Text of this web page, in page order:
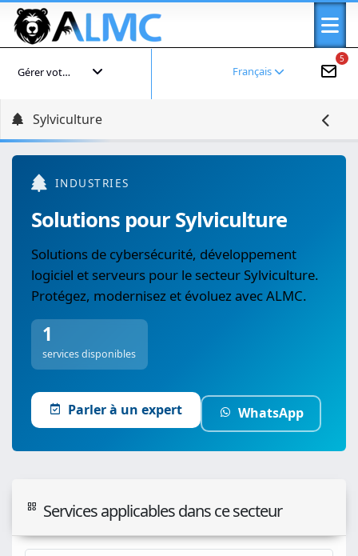
5
Français
Gérer votre compte
Sylviculture
INDUSTRIES
Solutions pour Sylviculture
Solutions de cybersécurité, développement
logiciel et serveurs pour le secteur Sylviculture.
Protégez, modernisez et évoluez avec ALMC.
1
services disponibles
Parler à un expert WhatsApp
Services applicables dans ce secteur